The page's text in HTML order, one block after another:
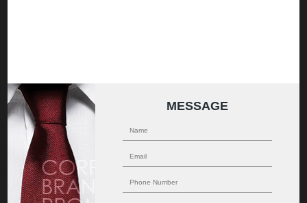
MESSAGE